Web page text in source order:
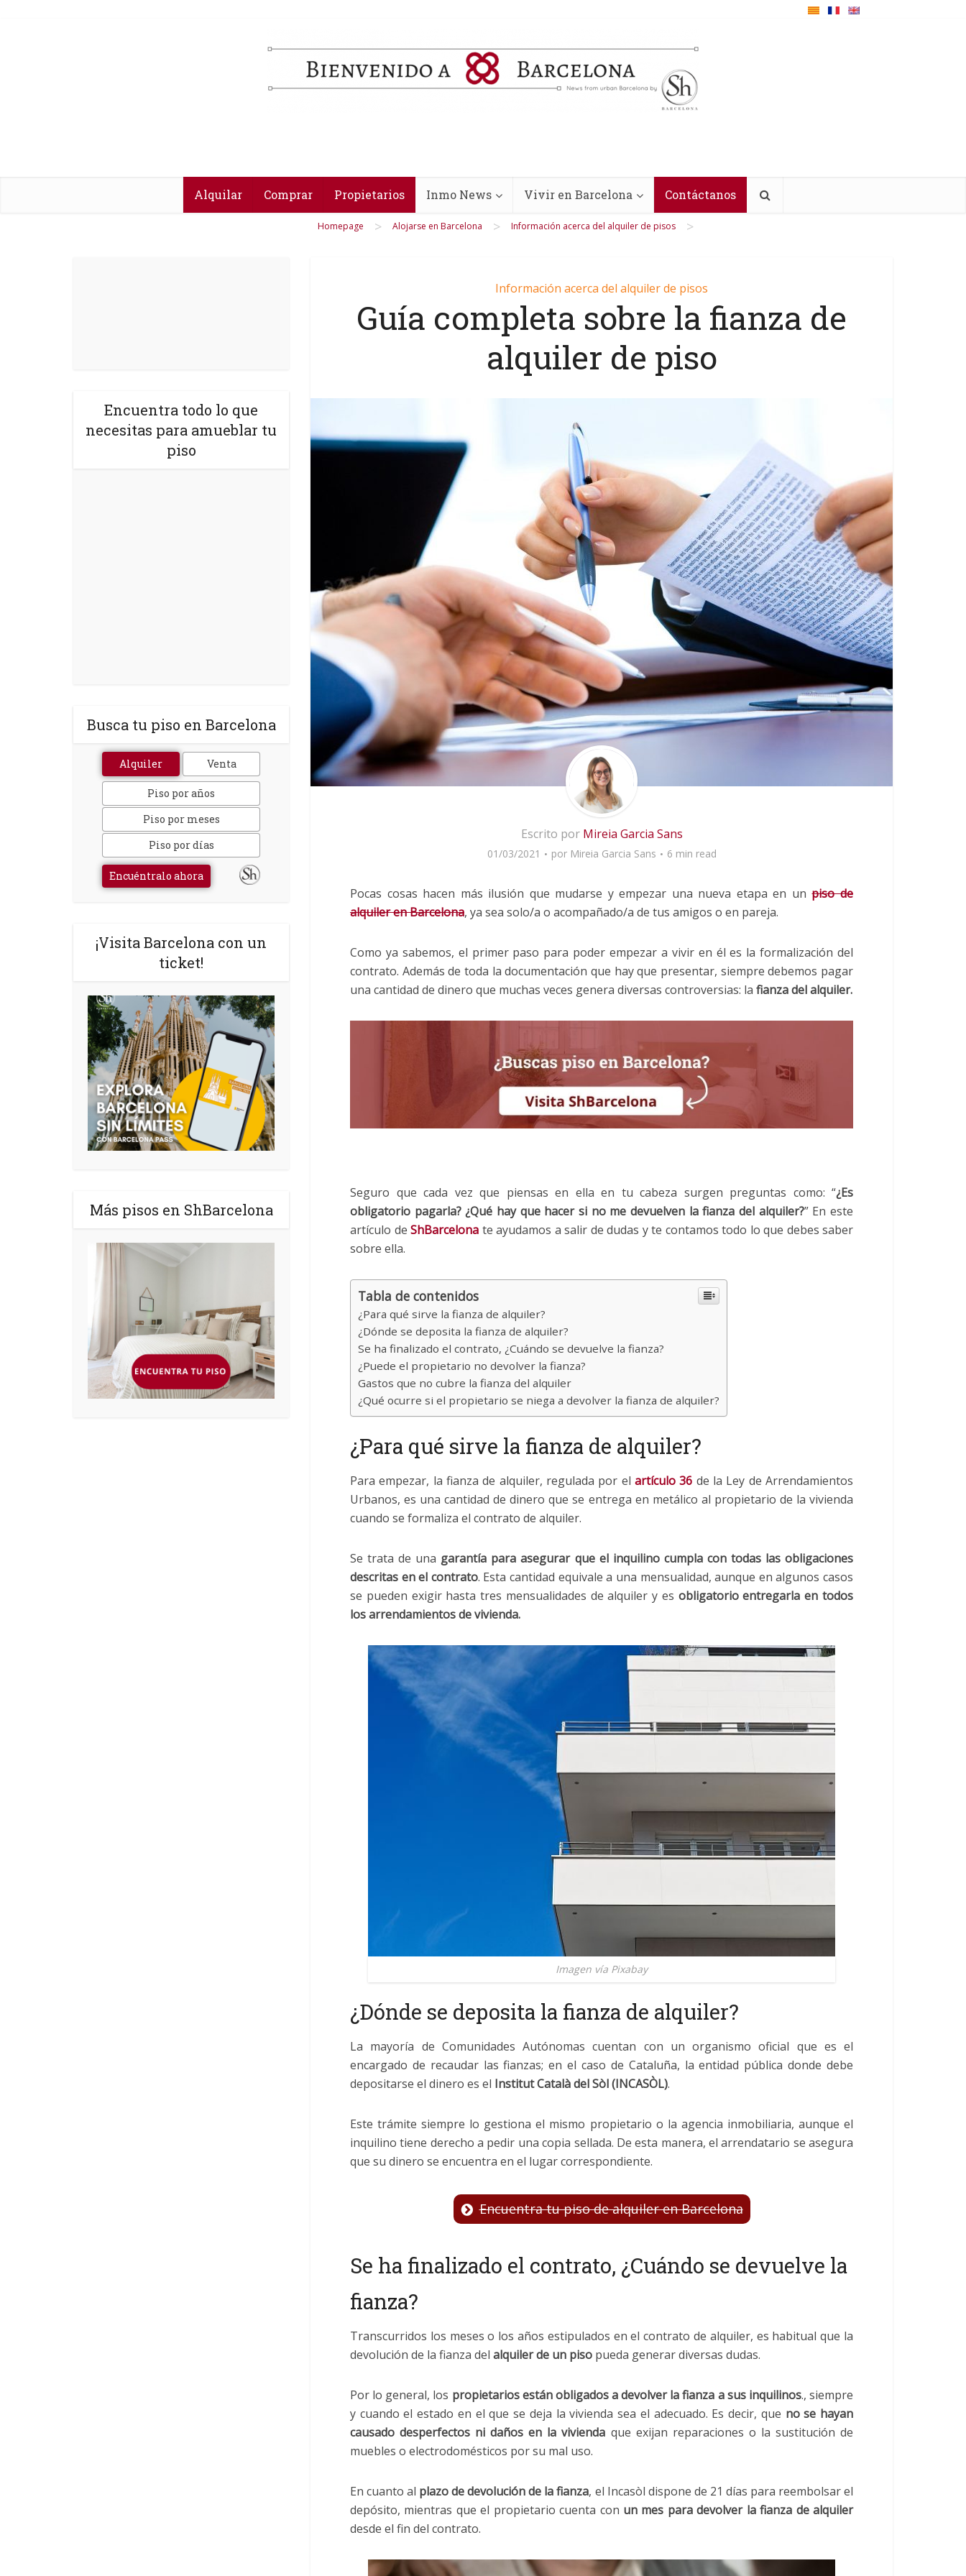
Alquilar Comprar Propietarios Inmo News Vivir en Barcelona Contáctanos
Homepage > Alojarse en Barcelona > Información acerca del alquiler de pisos >
Encuentra todo lo que
necesitas para amueblar tu
piso
Busca tu piso en Barcelona
Alquiler Venta
Piso por años
Piso por meses
Piso por días
Encuéntralo ahora
¡Visita Barcelona con un
ticket!
Más pisos en ShBarcelona
Información acerca del alquiler de pisos
Guía completa sobre la fianza de
alquiler de piso
Escrito por Mireia Garcia Sans
01/03/2021 por Mireia Garcia Sans 6 min read
Pocas cosas hacen más ilusión que mudarse y empezar una nueva etapa en unpiso de
alquilerenBarcelona, ya sea solo/a o acompañado/a de tus amigos o en pareja.
Como ya sabemos, el primer paso para poder empezar a vivir en él es la formalización del
contrato. Además de toda la documentación que hay que presentar, siempre debemos pagar
una cantidad de dinero que muchas veces genera diversas controversias: la fianza del alquiler.
Seguro que cada vez que piensas en ella en tu cabeza surgen preguntas como: “¿Es
obligatorio pagarla? ¿Qué hay que hacer si no me devuelven la fianza del alquiler?” En este
artículo de ShBarcelona te ayudamos a salir de dudas y te contamos todo lo que debes saber
sobre ella.
Tabla de contenidos
¿Para qué sirve la fianza de alquiler?
¿Dónde se deposita la fianza de alquiler?
Se ha finalizado el contrato, ¿Cuándo se devuelve la fianza?
¿Puede el propietario no devolver la fianza?
Gastos que no cubre la fianza del alquiler
¿Qué ocurre si el propietario se niega a devolver la fianza de alquiler?
¿Para qué sirve la fianza de alquiler?
Para empezar, la fianza de alquiler, regulada por el artículo 36 de la Ley de Arrendamientos
Urbanos, es una cantidad de dinero que se entrega en metálico al propietario de la vivienda
cuando se formaliza el contrato de alquiler.
Se trata de una garantía para asegurar que el inquilino cumpla con todas las obligaciones
descritas en el contrato. Esta cantidad equivale a una mensualidad, aunque en algunos casos
se pueden exigir hasta tres mensualidades de alquiler y es obligatorio entregarla en todos
los arrendamientos de vivienda.
Imagen vía Pixabay
¿Dónde se deposita la fianza de alquiler?
La mayoría de Comunidades Autónomas cuentan con un organismo oficial que es el
encargado de recaudar las fianzas; en el caso de Cataluña, la entidad pública donde debe
depositarse el dinero es el Institut Català del Sòl (INCASÒL).
Este trámite siempre lo gestiona el mismo propietario o la agencia inmobiliaria, aunque el
inquilino tiene derecho a pedir una copia sellada. De esta manera, el arrendatario se asegura
que su dinero se encuentra en el lugar correspondiente.
Encuentra tu piso de alquiler en Barcelona
Se ha finalizado el contrato, ¿Cuándo se devuelve la
fianza?
Transcurridos los meses o los años estipulados en el contrato de alquiler, es habitual que la
devolución de la fianza del alquiler de un piso pueda generar diversas dudas.
Por lo general, los propietarios están obligados a devolver la fianza a sus inquilinos., siempre
y cuando el estado en el que se deja la vivienda sea el adecuado. Es decir, que no se hayan
causado desperfectos ni daños en la vivienda que exijan reparaciones o la sustitución de
muebles o electrodomésticos por su mal uso.
En cuanto al plazo de devolución de la fianza, el Incasòl dispone de 21 días para reembolsar el
depósito, mientras que el propietario cuenta con un mes para devolver la fianza de alquiler
desde el fin del contrato.